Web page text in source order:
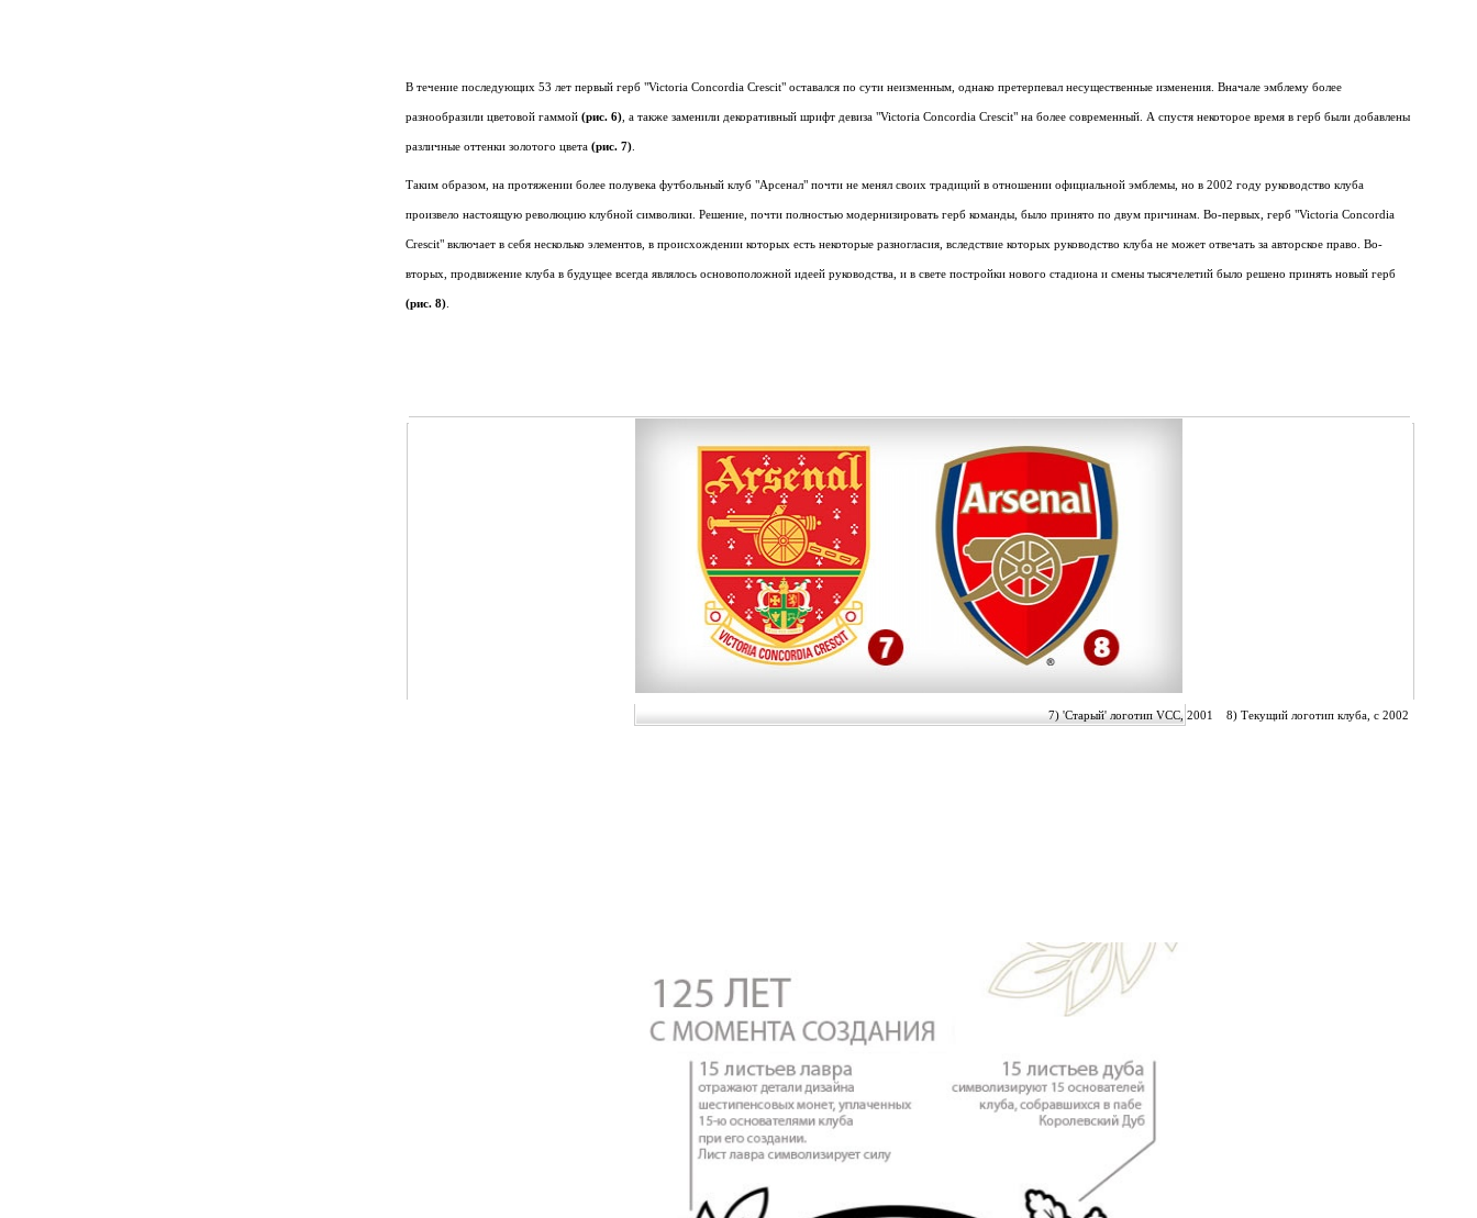
В течение последующих 53 лет первый герб "Victoria Concordia Crescit" оставался по сути неизменным, однако претерпевал несущественные изменения. Вначале эмблему более
разнообразили цветовой гаммой (рис. 6), а также заменили декоративный шрифт девиза "Victoria Concordia Crescit" на более современный. А спустя некоторое время в герб были добавлены
различные оттенки золотого цвета (рис. 7).
Таким образом, на протяжении более полувека футбольный клуб "Арсенал" почти не менял своих традиций в отношении официальной эмблемы, но в 2002 году руководство клуба
произвело настоящую революцию клубной символики. Решение, почти полностью модернизировать герб команды, было принято по двум причинам. Во-первых, герб "Victoria Concordia
Crescit" включает в себя несколько элементов, в происхождении которых есть некоторые разногласия, вследствие которых руководство клуба не может отвечать за авторское право. Во-
вторых, продвижение клуба в будущее всегда являлось основоположной идеей руководства, и в свете постройки нового стадиона и смены тысячелетий было решено принять новый герб
(рис. 8).
7) 'Старый' логотип VCC, 2001 8) Текущий логотип клуба, с 2002